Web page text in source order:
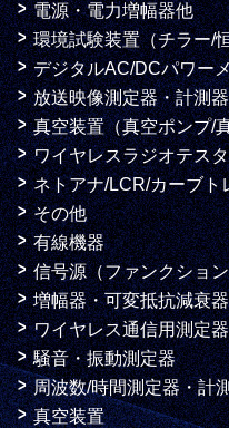
電源・電力増幅器他
環境試験装置（チラー/
デジタルAC/DCパワー
放送映像測定器・計測器
真空装置（真空ポンプ/
ワイヤレスラジオテス
ネトアナ/LCR/カーブト
その他
有線機器
信号源（ファンクショ
増幅器・可変抵抗減衰器
ワイヤレス通信用測定
騒音・振動測定器
周波数/時間測定器・計
真空装置